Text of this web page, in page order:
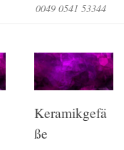
0049 0541 53344
Keramikgefä
ße